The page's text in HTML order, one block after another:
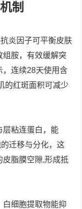
制
炎因子可平衡皮肤
组胺，有效缓解突
，连续28天使用含
的红斑面积可减少
层粘连蛋白，能
迁移与分化，这
皮脂膜空隙,形成抵
细胞提取物能抑